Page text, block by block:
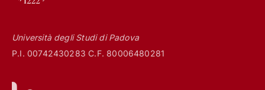
Università degli Studi di Padova
P.I. 00742430283 C.F. 80006480281